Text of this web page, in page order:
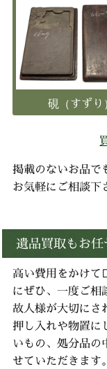
硯（すずり）
掲載のないお品で
お気軽にご相談下
遺品買取もお任
高い費用をかけ
にぜひ、一度ご相
故人様が大切にさ
押し入れや物置に
いもの、処分品の
せていただきます。